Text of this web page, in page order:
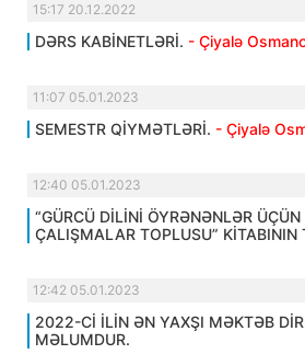
15:17 20.12.2022
DƏRS KABİNETLƏRİ. - Çiyalə
11:07 05.01.2023
SEMESTR QİYMƏTLƏRİ. - Çiyalə
12:40 05.01.2023
“GÜRCÜ DİLİNİ ÖYRƏNƏNLƏR ÜÇÜN
ÇALIŞMALAR TOPLUSU”
12:42 05.01.2023
2022-Cİ İLİN ƏN YAXŞI MƏKTƏB
MƏLUMDUR.